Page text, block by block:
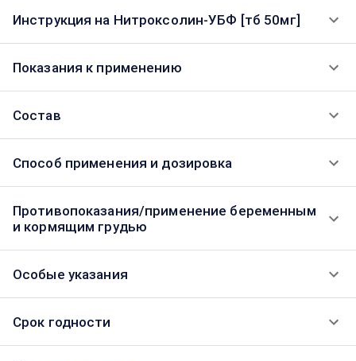
Инструкция на Нитроксолин-УБФ [тб 50мг]
Показания к применению
Состав
Способ применения и дозировка
Противопоказания/применение беременным
и кормящим грудью
Особые указания
Срок годности